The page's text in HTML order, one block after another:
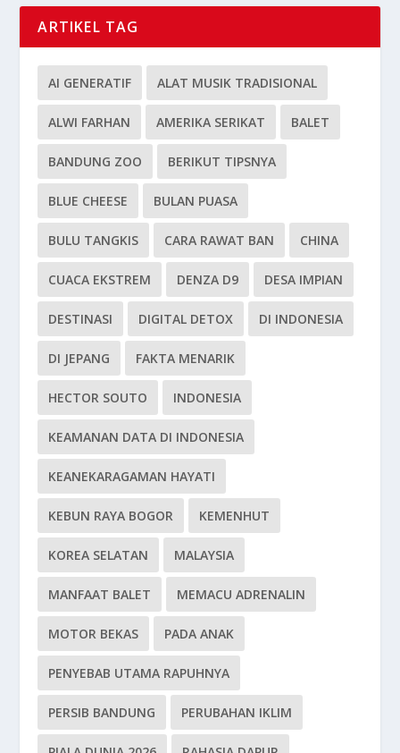
ARTIKEL TAG
AI GENERATIF ALAT MUSIK TRADISIONAL
ALWI FARHAN AMERIKA SERIKAT BALET
BANDUNG ZOO BERIKUT TIPSNYA
BLUE CHEESE BULAN PUASA
BULU TANGKIS CARA RAWAT BAN CHINA
CUACA EKSTREM DENZA D9 DESA IMPIAN
DESTINASI DIGITAL DETOX DI INDONESIA
DI JEPANG FAKTA MENARIK
HECTOR SOUTO INDONESIA
KEAMANAN DATA DI INDONESIA
KEANEKARAGAMAN HAYATI
KEBUN RAYA BOGOR KEMENHUT
KOREA SELATAN MALAYSIA
MANFAAT BALET MEMACU ADRENALIN
MOTOR BEKAS PADA ANAK
PENYEBAB UTAMA RAPUHNYA
PERSIB BANDUNG PERUBAHAN IKLIM